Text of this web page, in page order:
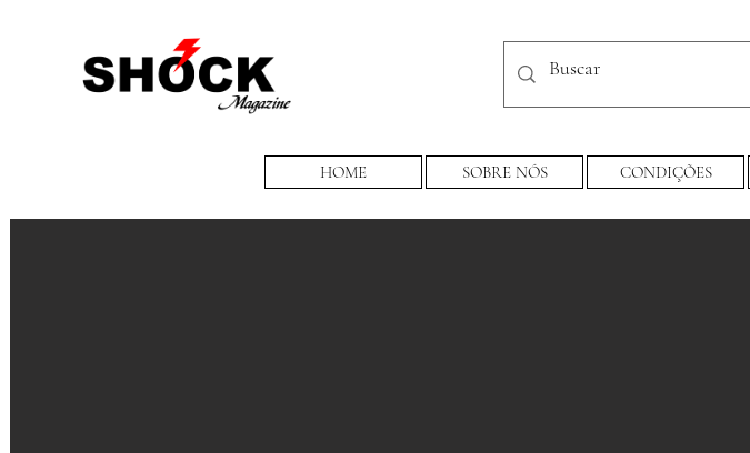
HOME SOBRE NÓS CONDIÇÕES